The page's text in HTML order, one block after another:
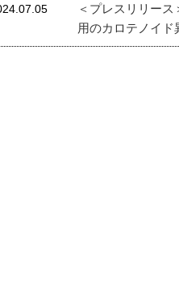
＜プレスリリー
用のカロテノイド